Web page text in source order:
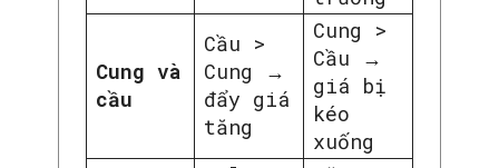
Cung và
cầu
Cầu >
Cung →
đẩy giá
tăng
Cung >
Cầu →
giá bị
kéo
xuống